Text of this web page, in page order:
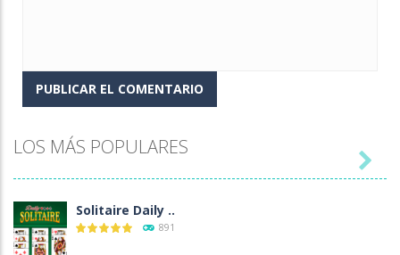
LOS MÁS POPULARES
Solitaire Daily ..
891
